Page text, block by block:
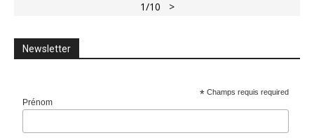
1/10 >
Newsletter
* Champs requis required
Prénom